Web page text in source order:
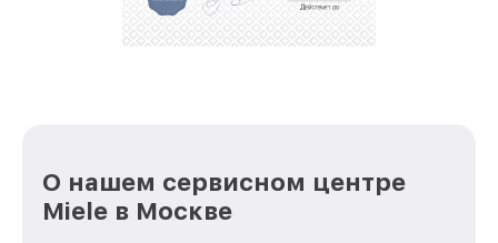
О нашем сервисном центре
Miele в Москве